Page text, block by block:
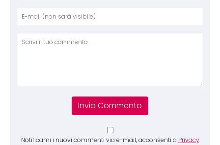
Notificami i nuovi commenti via e-mail, acconsenti a Privacy